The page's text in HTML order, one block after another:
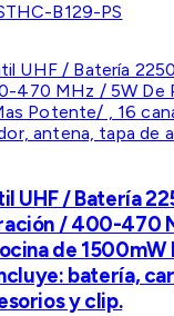
THC-B129-PS
UHF / Batería
/ 400-470
de 1500mW
batería,
y clip.